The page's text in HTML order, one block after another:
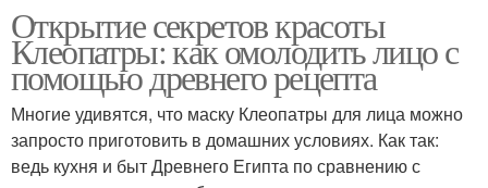
Открытие секретов красоты
Клеопатры: как омолодить лицо с
помощью древнего рецепта
Многие удивятся, что маску Клеопатры для лица можно
запросто приготовить в домашних условиях. Как так:
ведь кухня и быт Древнего Египта по сравнению с